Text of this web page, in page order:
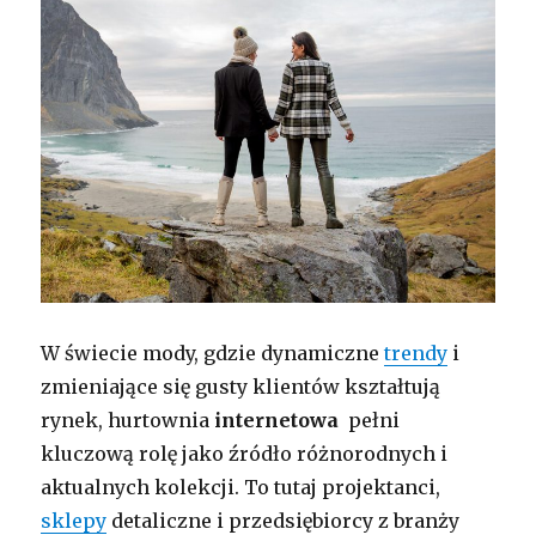
W świecie mody, gdzie dynamicznetrendy i
zmieniające się gusty klientów kształtują
rynek, hurtownia internetowa pełni
kluczową rolę jako źródło różnorodnych i
aktualnych kolekcji. To tutaj projektanci,
sklepy detaliczne i przedsiębiorcy z branży